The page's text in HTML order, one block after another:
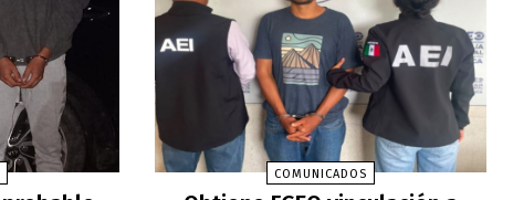
COMUNICADOS